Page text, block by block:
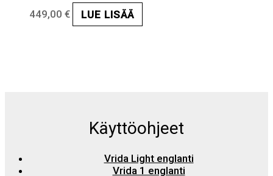
449,00 € LUE LISÄÄ
Käyttöohjeet
Vrida Light englanti
Vrida 1 englanti